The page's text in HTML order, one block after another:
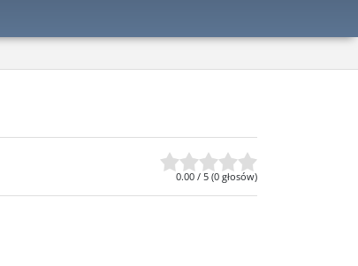
0.00 / 5 (0 głosów)